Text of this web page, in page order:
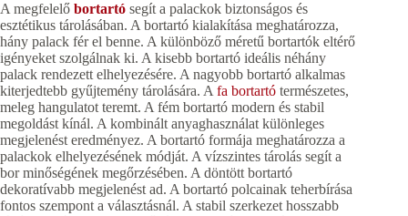
A megfelelő bortartó segít a palackok biztonságos és
esztétikus tárolásában. A bortartó kialakítása meghatározza,
hány palack fér el benne. A különböző méretű bortartók eltérő
igényeket szolgálnak ki. A kisebb bortartó ideális néhány
palack rendezett elhelyezésére. A nagyobb bortartó alkalmas
kiterjedtebb gyűjtemény tárolására. Afa bortartó természetes,
meleg hangulatot teremt. A fém bortartó modern és stabil
megoldást kínál. A kombinált anyaghasználat különleges
megjelenést eredményez. A bortartó formája meghatározza a
palackok elhelyezésének módját. A vízszintes tárolás segít a
bor minőségének megőrzésében. A döntött bortartó
dekoratívabb megjelenést ad. A bortartó polcainak teherbírása
fontos szempont a választásnál. A stabil szerkezet hosszabb